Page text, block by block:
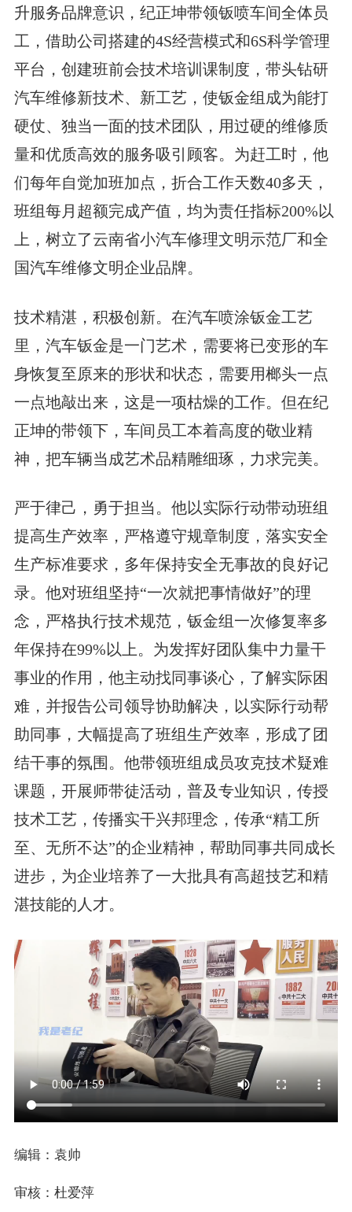
升服务品牌意识，纪正坤带领钣喷车间全体员
工，借助公司搭建的4S经营模式和6S科学管理
平台，创建班前会技术培训课制度，带头钻研
汽车维修新技术、新工艺，使钣金组成为能打
硬仗、独当一面的技术团队，用过硬的维修质
量和优质高效的服务吸引顾客。为赶工时，他
们每年自觉加班加点，折合工作天数40多天，
班组每月超额完成产值，均为责任指标200%以
上，树立了云南省小汽车修理文明示范厂和全
国汽车维修文明企业品牌。
技术精湛，积极创新。在汽车喷涂钣金工艺
里，汽车钣金是一门艺术，需要将已变形的车
身恢复至原来的形状和状态，需要用榔头一点
一点地敲出来，这是一项枯燥的工作。但在纪
正坤的带领下，车间员工本着高度的敬业精
神，把车辆当成艺术品精雕细琢，力求完美。
严于律己，勇于担当。他以实际行动带动班组
提高生产效率，严格遵守规章制度，落实安全
生产标准要求，多年保持安全无事故的良好记
录。他对班组坚持“一次就把事情做好”的理
念，严格执行技术规范，钣金组一次修复率多
年保持在99%以上。为发挥好团队集中力量干
事业的作用，他主动找同事谈心，了解实际困
难，并报告公司领导协助解决，以实际行动帮
助同事，大幅提高了班组生产效率，形成了团
结干事的氛围。他带领班组成员攻克技术疑难
课题，开展师带徒活动，普及专业知识，传授
技术工艺，传播实干兴邦理念，传承“精工所
至、无所不达”的企业精神，帮助同事共同成长
进步，为企业培养了一大批具有高超技艺和精
湛技能的人才。
编辑：袁帅
审核：杜爱萍